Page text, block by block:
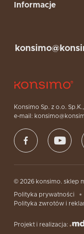
Informacje
Konsimo Sp. z o.o.
e-mail:
© 2026 konsimo. sklep
Polityka prywatności
Polityka zwrotów i
Projekt i realizacja: